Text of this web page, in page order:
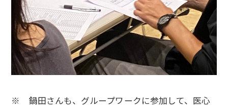
※ 鍋田さんも、グループワークに参加して、医心